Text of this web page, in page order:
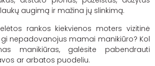
augimą ir mažina jų slinkimą.
rankos kiekvienos moters vizitinė
gi nepadovanojus mamai manikiūro? Kol
manikiūras, galėsite pabendrauti
ar arbatos puodeliu.